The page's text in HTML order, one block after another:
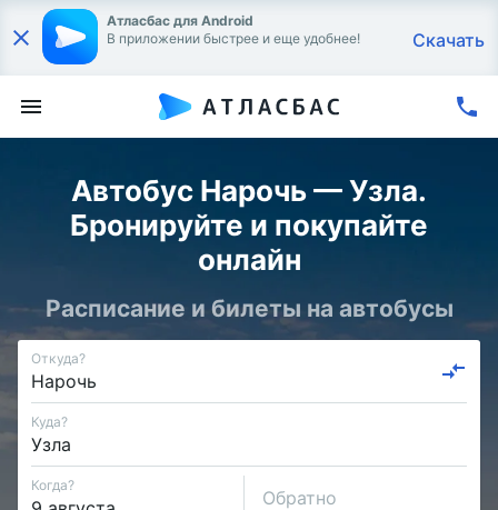
Атласбас для Android
В приложении быстрее и еще удобнее!
Скачать
Автобус Нарочь — Узла.
Бронируйте и покупайте
онлайн
Расписание и билеты на автобусы
Откуда?
Куда?
Когда?
Обратно